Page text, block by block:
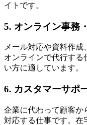
イトです。
5. オンライン事務
メール対応や資料作
オンラインで代行する
い方に適しています。
6. カスタマーサポ
企業に代わって顧客か
対応する仕事です。在